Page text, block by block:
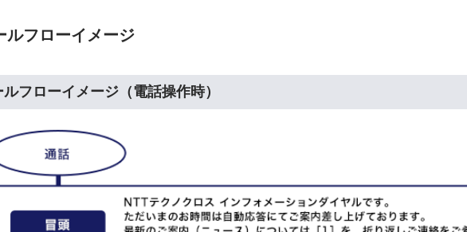
ルフローイメージ
フローイメージ（電話操作時）